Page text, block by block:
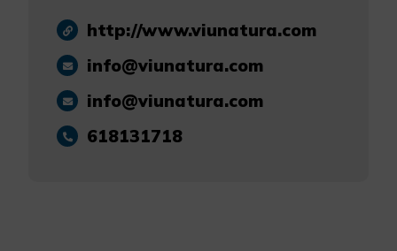
http://www.viunatura.com
info@viunatura.com
info@viunatura.com
618131718